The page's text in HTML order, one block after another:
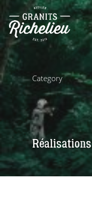
Category
Réalisations